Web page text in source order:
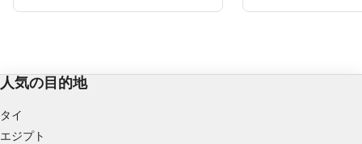
ことが多い。
人気の目的地
タイ
エジプト
パーソナライズコンテンツの選択のためにプロ
ファイルを利用する